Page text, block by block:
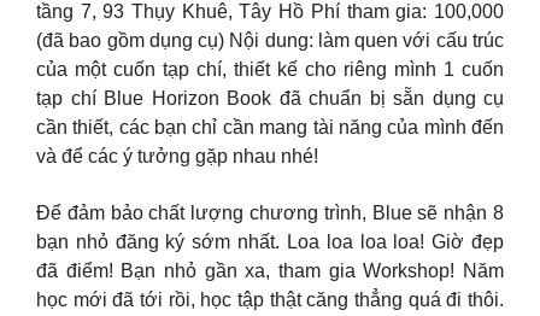
tầng 7, 93 Thụy Khuê, Tây Hồ Phí tham gia: 100,000
(đã bao gồm dụng cụ) Nội dung: làm quen với cấu trúc
của một cuốn tạp chí, thiết kế cho riêng mình 1 cuốn
tạp chí Blue Horizon Book đã chuẩn bị sẵn dụng cụ
cần thiết, các bạn chỉ cần mang tài năng của mình đến
và để các ý tưởng gặp nhau nhé!
Để đảm bảo chất lượng chương trình, Blue sẽ nhận 8
bạn nhỏ đăng ký sớm nhất. Loa loa loa loa! Giờ đẹp
đã điểm! Bạn nhỏ gần xa, tham gia Workshop! Năm
học mới đã tới rồi, học tập thật căng thẳng quá đi thôi.